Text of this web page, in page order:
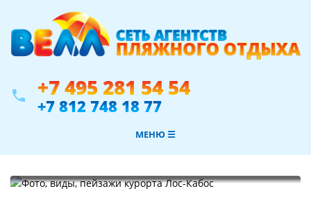
phone +7 495 281 54 54
+7 812 748 18 77
МЕНЮ ☰
Фотогалерея